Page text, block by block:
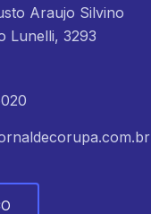
Araujo Silvino
Lunelli, 3293